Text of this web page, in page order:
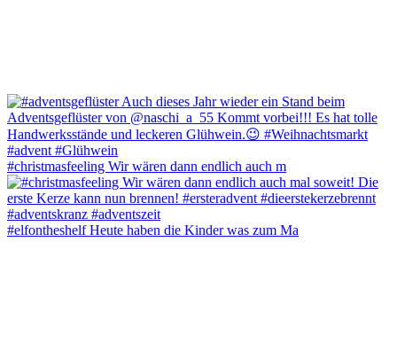
#christmasfeeling Wir wären dann endlich auch m
#elfontheshelf Heute haben die Kinder was zum Ma